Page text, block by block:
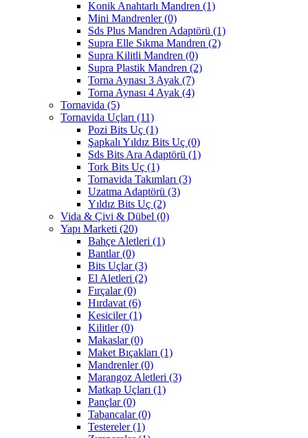
Konik Anahtarlı Mandren (1)
Mini Mandrenler(0)
Sds Plus Mandren Adaptörü (1)
Supra Elle Sıkma Mandren (2)
Supra Kilitli Mandren (0)
Supra Plastik Mandren (2)
Torna Aynası 3 Ayak (7)
Torna Aynası 4 Ayak (4)
Tornavida (5)
Tornavida Uçları (11)
Pozi Bits Uç (1)
Şapkalı Yıldız Bits Uç (0)
Sds Bits Ara Adaptörü (1)
Tork Bits Uç (1)
Tornavida Takımları (3)
Uzatma Adaptörü (3)
Yıldız Bits Uç (2)
Vida & Çivi & Dübel (0)
Yapı Marketi (20)
Bahçe Aletleri (1)
Bantlar(0)
Bits Uçlar(3)
El Aletleri (2)
Fırçalar(0)
Hırdavat (6)
Kesiciler(1)
Kilitler(0)
Makaslar(0)
Maket Bıçakları (1)
Mandrenler(0)
Marangoz Aletleri (3)
Matkap Uçları (1)
Pançlar(0)
Tabancalar(0)
Testereler(1)